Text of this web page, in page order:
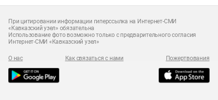
При цитировании информации гиперссылка на Интернет-СМИ
«Кавказский узел» обязательна
Использование фото возможно только с предварительного согласия
Интернет-СМИ «Кавказский узел»
О нас Как связаться с нами Пожертвования